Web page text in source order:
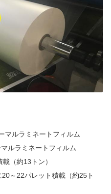
マルラミネートフィルム
ルラミネートフィルム
（約13トン）
～22パレット積載（約25ト